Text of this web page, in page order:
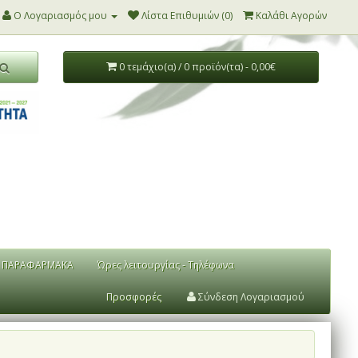
Ο Λογαριασμός μου Λίστα Επιθυμιών (0) Καλάθι Αγορών
0 τεμάχιο(α) / 0 προϊόν(τα) - 0,00€
ΠΑΡΑΦΑΡΜΑΚΑ Ώρες λειτουργίας - Τηλέφωνα
Προσφορές Σύνδεση Λογαριασμού